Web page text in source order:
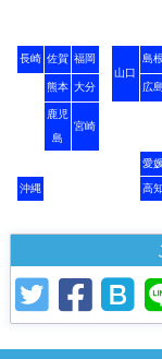
長崎 佐賀 福岡
山口
島根
熊本 大分 広島
鹿児
島
宮崎
愛
沖縄 高知